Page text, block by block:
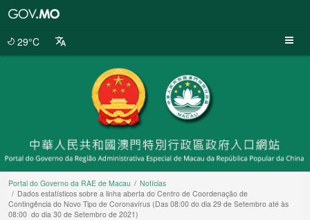
29°C
Portal do Governo da RAE de Macau
Notícias
Dados estatísticos sobre a linha aberta do Centro de Coordenação de
Contingência do Novo Tipo de Coronavírus (Das 08:00 do dia 29 de Setembro até às
08:00 do dia 30 de Setembro de 2021)